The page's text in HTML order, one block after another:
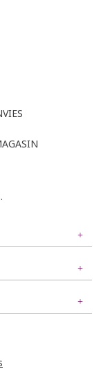
droite.
avec une
un t-shirt